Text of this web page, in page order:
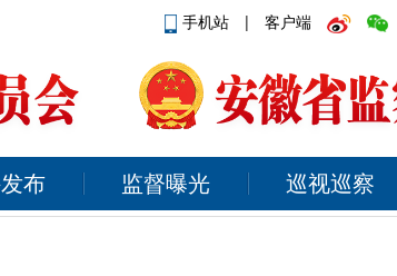
手机站 | 客户端
布 监督曝光 巡视巡察